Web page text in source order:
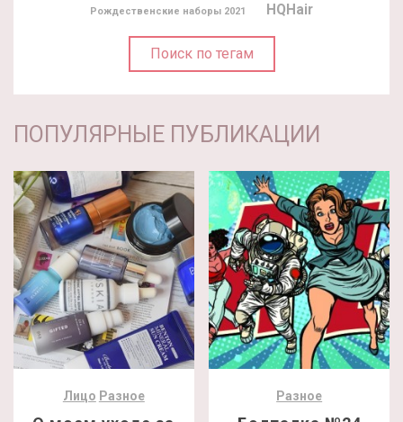
Рождественские наборы 2021 HQHair
Поиск по тегам
ПОПУЛЯРНЫЕ ПУБЛИКАЦИИ
Лицо Разное Разное